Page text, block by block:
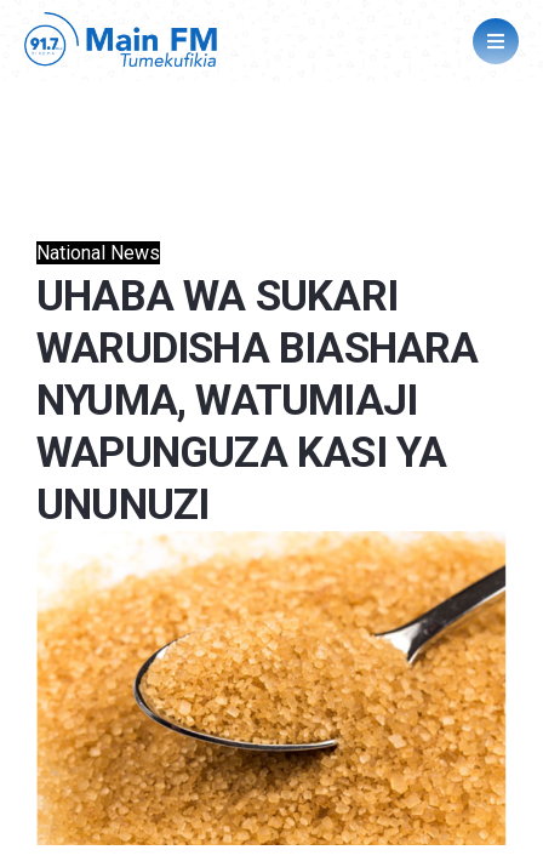
National News
UHABA WA SUKARI
WARUDISHA BIASHARA
NYUMA, WATUMIAJI
WAPUNGUZA KASI YA
UNUNUZI